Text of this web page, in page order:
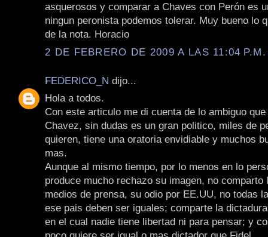
asquerosos y comparar a Chaves con Perón es
ningun peronista podemos tolerar. Muy bueno lo
de la nota. Horacio
2 DE FEBRERO DE 2009 A LAS 11:04 P.M.
FEDERICO_N dijo...
Hola a todos.
Con este articulo me di cuenta de lo ambiguo
Chavez, sin dudas es un gran politico, miles de
quieren, tiene una oratoria envidiable y muchos
mas.
Aunque al mismo tiempo, por lo menos en lo
produce mucho rechazo su imagen, no comparto
medios de prensa, su odio por EE.UU, no todas
ese pais deben ser iguales; comparte la
en el cual nadie tiene libertad ni para pensar; y